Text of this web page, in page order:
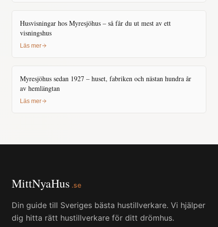
Husvisningar hos Myresjöhus – så får du ut mest av ett
visningshus
Läs mer
Myresjöhus sedan 1927 – huset, fabriken och nästan hundra år
av hemlängtan
Läs mer
MittNyaHus .se
Din guide till Sveriges bästa hustillverkare. Vi hjälper
dig hitta rätt hustillverkare för ditt drömhus.